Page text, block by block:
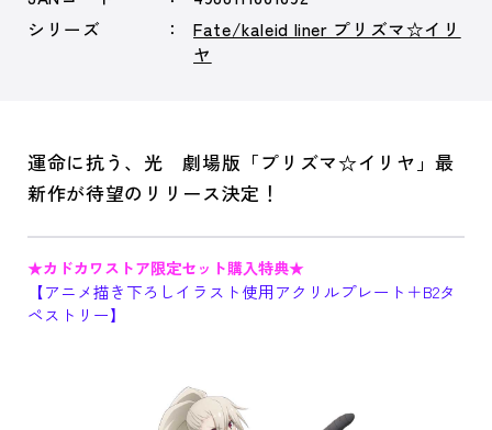
シリーズ
Fate/kaleid liner プリズマ☆イリ
ヤ
運命に抗う、光 劇場版「プリズマ☆イリヤ」最
新作が待望のリリース決定！
★カドカワストア限定セット購入特典★
【アニメ描き下ろしイラスト使用アクリルプレート＋B2タ
ペストリー】